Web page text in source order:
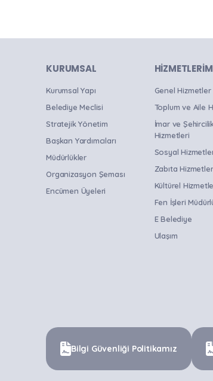
KURUMSAL
Kurumsal Yapı
Belediye Meclisi
Stratejik Yönetim
Başkan Yardımcıları
Müdürlükler
Organizasyon Şeması
Encümen Üyeleri
Genel Hizmetler
Toplum ve Aile
İmar ve Şehircilik
Hizmetleri
Sosyal
Zabıta
Kültürel
Fen İşleri
E Belediye
Ulaşım
Bilgi Güvenliği Politikamız